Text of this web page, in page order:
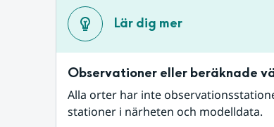
Lär dig mer
Observationer eller beräknade
Alla orter har inte
stationer i närheten och modelldata.